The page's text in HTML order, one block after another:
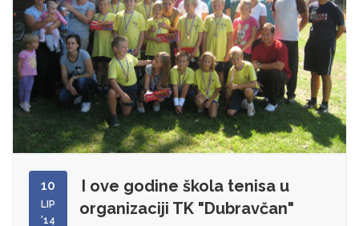
10
LIP
'14
I ove godine škola tenisa u
organizaciji TK "Dubravčan"